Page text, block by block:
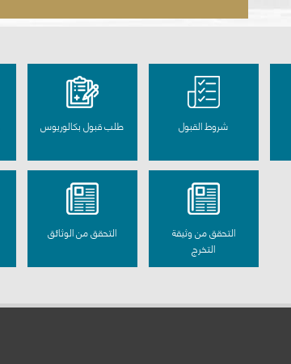
شروط القبول طلب قبول بكالوريوس
التحقق من وثيقة
التخرج
التحقق من الوثائق